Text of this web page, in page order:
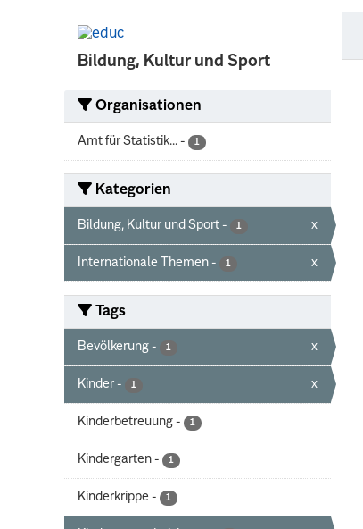
Bildung, Kultur und Sport
Organisationen
Amt für Statistik... - 1
Kategorien
Bildung, Kultur und Sport - 1 x
Internationale Themen - 1 x
Tags
Bevölkerung - 1 x
Kinder - 1 x
Kinderbetreuung - 1
Kindergarten - 1
Kinderkrippe - 1